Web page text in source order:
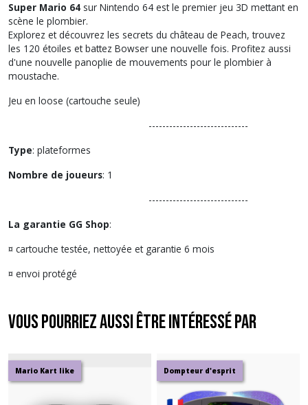
Super Mario 64 sur Nintendo 64 est le premier jeu 3D mettant en
scène le plombier.
Explorez et découvrez les secrets du château de Peach, trouvez
les 120 étoiles et battez Bowser une nouvelle fois. Profitez aussi
d'une nouvelle panoplie de mouvements pour le plombier à
moustache.
Jeu en loose (cartouche seule)
-----------------------------
Type: plateformes
Nombre de joueurs: 1
-----------------------------
La garantie GG Shop:
¤ cartouche testée, nettoyée et garantie 6 mois
¤ envoi protégé
Vous pourriez aussi être intéressé par
Mario Kart like Dompteur d'esprit